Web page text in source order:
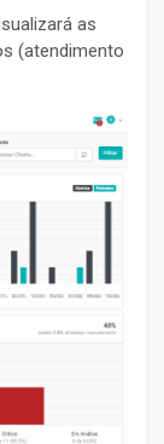
as
(atendimento